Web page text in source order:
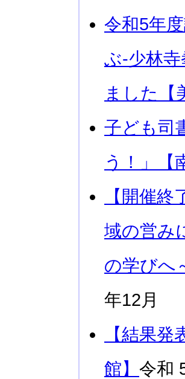
令和5年
ぶ-少林
ました【
子ども司
う！」【
【開催
域の営み
の学びへ
年12月
【結果
館】 令和